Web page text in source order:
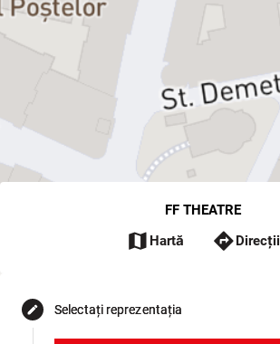
FF THEATRE
map Hartă directionsDirecții
edit Selectați reprezentația